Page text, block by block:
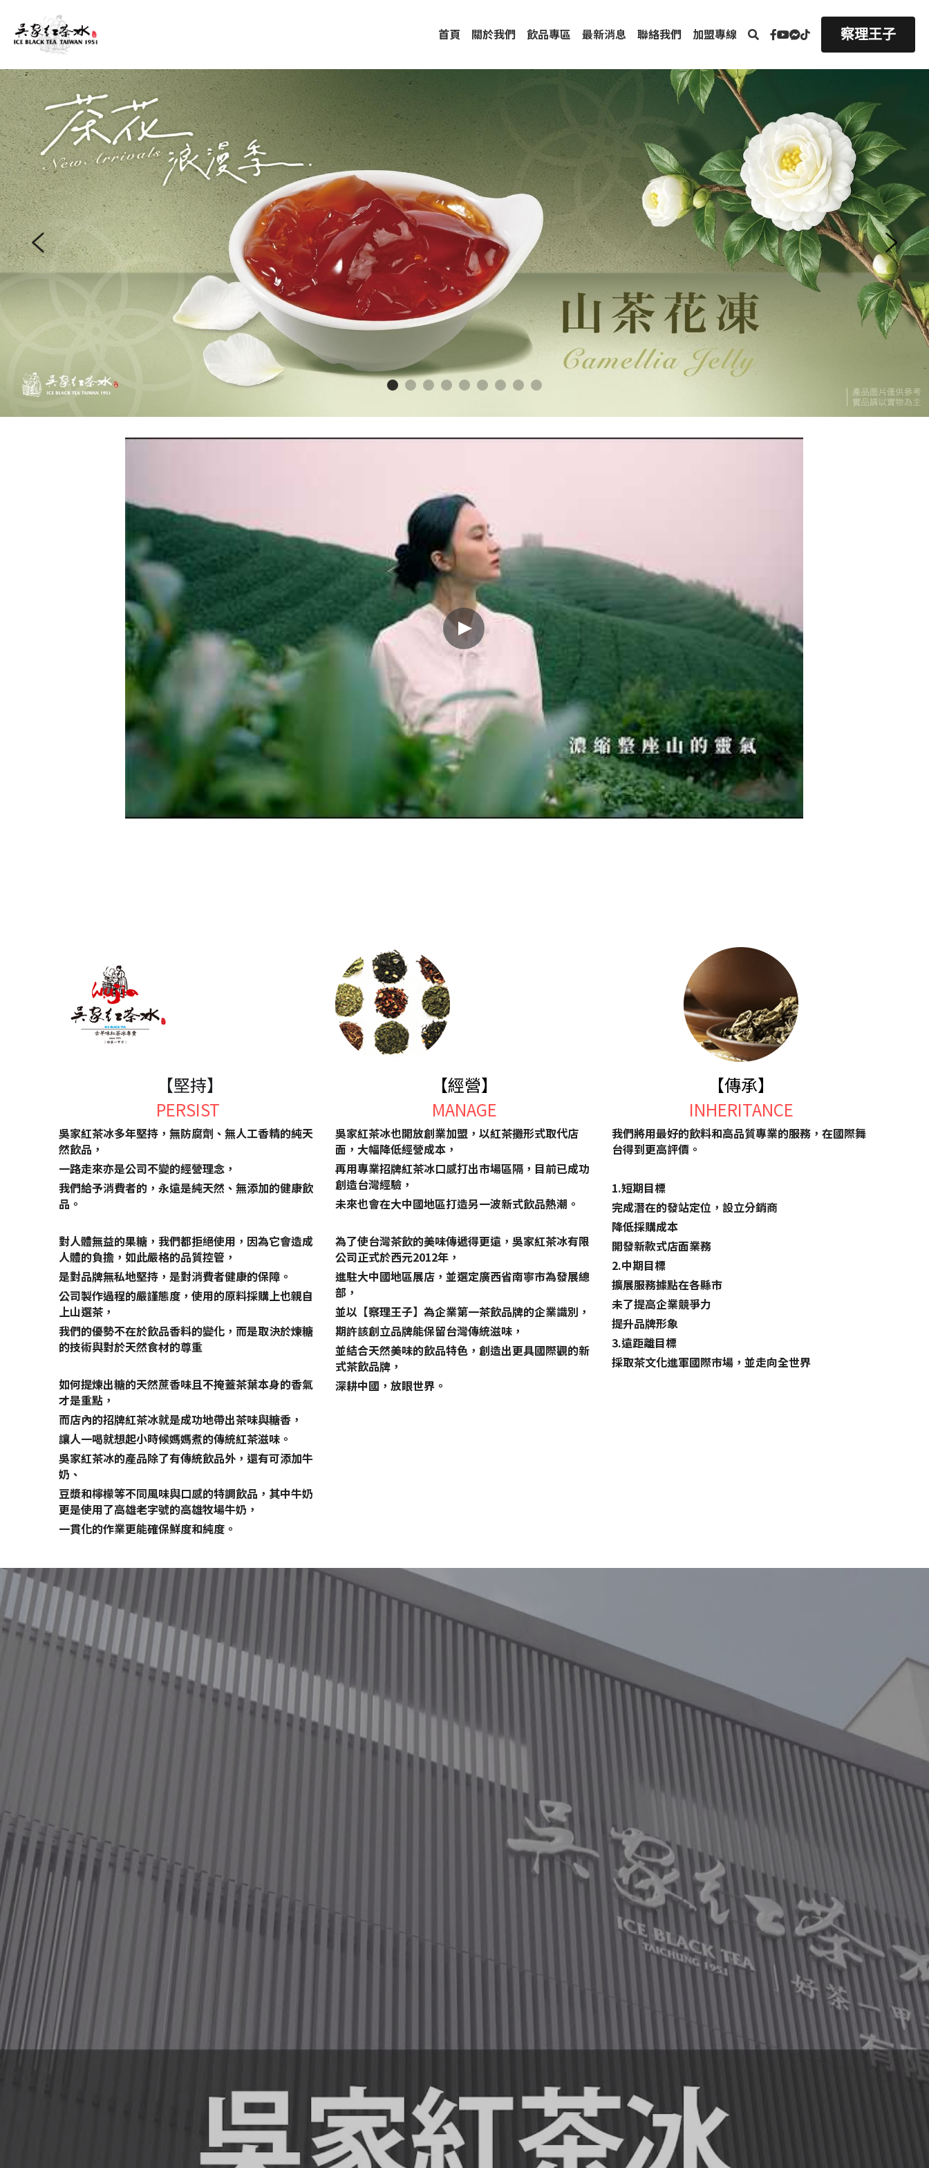
首頁 關於我們 飲品專區 最新消息 聯絡我們 加盟專線 察理王子
【堅持】
PERSIST
吳家紅茶冰多年堅持，無防腐劑、無人工香精的純天
然飲品，
一路走來亦是公司不變的經營理念，
我們給予消費者的，永遠是純天然、無添加的健康飲
品。
對人體無益的果糖，我們都拒絕使用，因為它會造成
人體的負擔，如此嚴格的品質控管，
是對品牌無私地堅持，是對消費者健康的保障。
公司製作過程的嚴謹態度，使用的原料採購上也親自
上山選茶，
我們的優勢不在於飲品香料的變化，而是取決於煉糖
的技術與對於天然食材的尊重
如何提煉出糖的天然蔗香味且不掩蓋茶葉本身的香氣
才是重點，
而店內的招牌紅茶冰就是成功地帶出茶味與糖香，
讓人一喝就想起小時候媽媽煮的傳統紅茶滋味。
吳家紅茶冰的產品除了有傳統飲品外，還有可添加牛
奶、
豆漿和檸檬等不同風味與口感的特調飲品，其中牛奶
更是使用了高雄老字號的高雄牧場牛奶，
一貫化的作業更能確保鮮度和純度。
【經營】
MANAGE
吳家紅茶冰也開放創業加盟，以紅茶攤形式取代店
面，大幅降低經營成本，
再用專業招牌紅茶冰口感打出市場區隔，目前已成功
創造台灣經驗，
未來也會在大中國地區打造另一波新式飲品熱潮。
為了使台灣茶飲的美味傳遞得更遠，吳家紅茶冰有限
公司正式於西元2012年，
進駐大中國地區展店，並選定廣西省南寧市為發展總
部，
並以【察理王子】為企業第一茶飲品牌的企業識別，
期許該創立品牌能保留台灣傳統滋味，
並結合天然美味的飲品特色，創造出更具國際觀的新
式茶飲品牌，
深耕中國，放眼世界。
【傳承】
INHERITANCE
我們將用最好的飲料和高品質專業的服務，在國際舞
台得到更高評價。
1.短期目標
完成潛在的發站定位，設立分銷商
降低採購成本
開發新款式店面業務
2.中期目標
擴展服務據點在各縣市
未了提高企業競爭力
提升品牌形象
3.遠距離目標
採取茶文化進軍國際市場，並走向全世界